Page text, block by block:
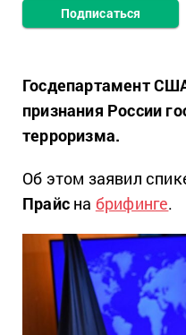
Подписаться
Госдепартамент
признания России
терроризма.
Об этом заявил
Прайс на брифинге.